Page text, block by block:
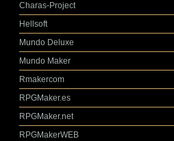
Charas-Project
Hellsoft
Mundo Deluxe
Mundo Maker
Rmakercom
RPGMaker.es
RPGMaker.net
RPGMakerWEB